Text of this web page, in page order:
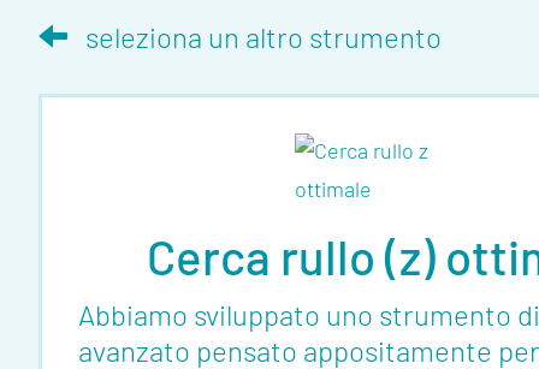
seleziona un altro strumento
Cerca rullo (z)
Abbiamo sviluppato uno strumento
avanzato pensato appositamente